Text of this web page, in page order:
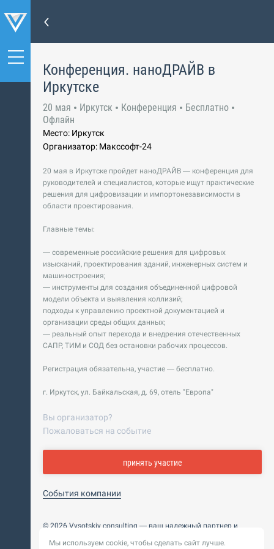
Конференция. наноДРАЙВ в
Иркутске
20 мая Иркутск Конференция
Бесплатно
Офлайн
Место: Иркутск
Организатор: Макссофт-24
20 мая в Иркутске пройдет наноДРАЙВ — конференция для
руководителей и специалистов, которые ищут практические
решения для цифровизации и импортонезависимости в
области проектирования.
Главные темы:
— современные российские решения для цифровых
изысканий, проектирования зданий, инженерных систем и
машиностроения;
— инструменты для создания объединенной цифровой
модели объекта и выявления коллизий;
подходы к управлению проектной документацией и
организации среды общих данных;
— реальный опыт перехода и внедрения отечественных
САПР, ТИМ и СОД без остановки рабочих процессов.
Регистрация обязательна, участие — бесплатно.
г. Иркутск, ул. Байкальская, д. 69, отель "Европа"
Вы организатор?
Пожаловаться на событие
принять участие
События компании
© 2026 Vysotskiy consulting — ваш надежный партнер и
Цифровизация, BIM, ИИ. Внедряем и оптимизируем
Мы используем cookie, чтобы сделать сайт лучше.